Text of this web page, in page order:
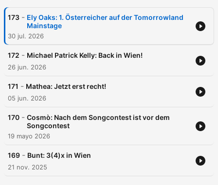
173 - Ely Oaks: 1. Österreicher auf der Tomorrowland
Mainstage
30 jul. 2026
172 - Michael Patrick Kelly: Back in Wien!
26 jun. 2026
171 - Mathea: Jetzt erst recht!
05 jun. 2026
170 - Cosmò: Nach dem Songcontest ist vor dem
Songcontest
19 mayo 2026
169 - Bunt: 3(4)x in Wien
21 nov. 2025